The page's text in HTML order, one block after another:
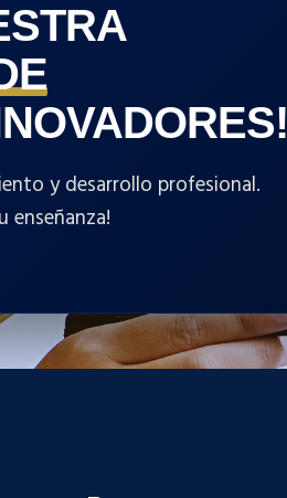
y desarrollo profesional.
enseñanza!